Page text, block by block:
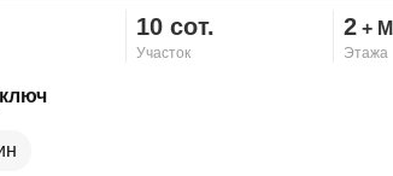
10 сот.
Участок
2+ М
Этажа